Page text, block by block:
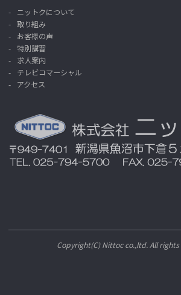
ニットクについて
取り組み
お客様の声
特別講習
求人案内
テレビコマーシャル
アクセス
Copyright(C) Nittoc co.,ltd. All